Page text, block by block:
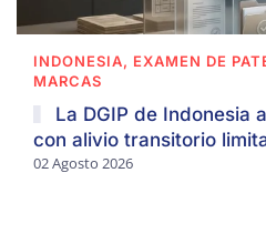
INDONESIA, EXAMEN DE
MARCAS
La DGIP de Indonesia
con alivio transitorio
02 Agosto 2026